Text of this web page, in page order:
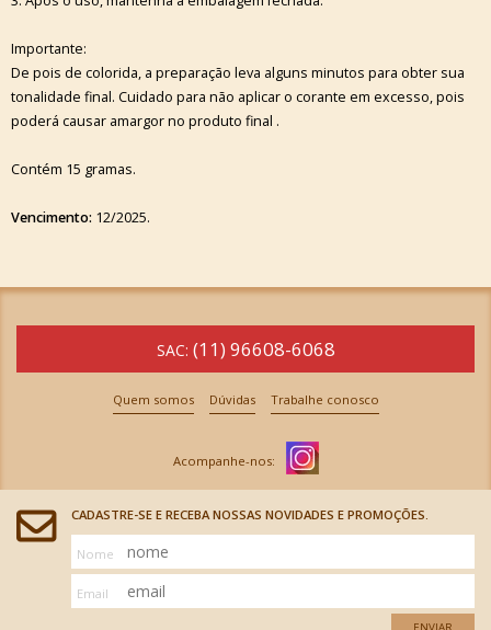
Importante:
De pois de colorida, a preparação leva alguns minutos para obter sua
tonalidade final. Cuidado para não aplicar o corante em excesso, pois
poderá causar amargor no produto final .
Contém 15 gramas.
Vencimento: 12/2025.
SAC: (11) 96608-6068
Quem somos Dúvidas Trabalhe conosco
CADASTRE-SE E RECEBA NOSSAS NOVIDADES E PROMOÇÕES.
Nome
Email
ENVIAR